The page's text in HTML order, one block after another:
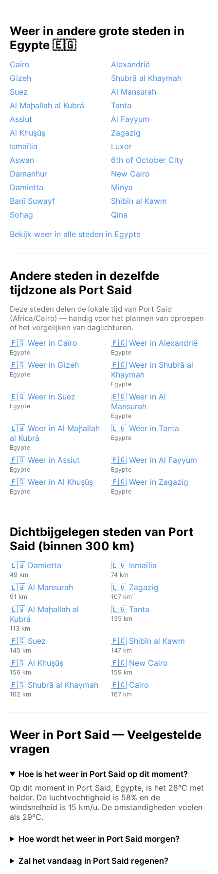
voorjaar (maart tot mei) of het najaar (september tot
de luchtvochtigheid lager. Een opmerkelijk fenomeen
is de khamsin, een hete, droge siroccowind uit de
brengen. Mist langs de kust komt sporadisch voor in
de winter. Orkanen of moessons zijn hier niet aan de
orde. Wie Port Said bezoekt, ervaart een stad waar
woestijn en zee elkaar ontmoeten in een zilt,
dynamisch klimaat.
Weer in andere grote steden in
Egypte 🇪🇬
Caïro
Alexandrië
Gizeh
Shubrā al Khaymah
Suez
Al Mansurah
Al Maḩallah al Kubrá
Tanta
Assiut
Al Fayyum
Al Khuşūş
Zagazig
Ismaïlia
Luxor
Aswan
6th of October City
Damanhur
New Cairo
Damietta
Minya
Banī Suwayf
Shibīn al Kawm
Sohag
Qina
Bekijk weer in alle steden in Egypte
Andere steden in dezelfde
tijdzone als Port Said
Deze steden delen de lokale tijd van Port Said
(Africa/Cairo) — handig voor het plannen van oproepen
of het vergelijken van daglichturen.
🇪🇬 Weer in Caïro
Egypte
🇪🇬 Weer in Alexandrië
Egypte
🇪🇬 Weer in Gizeh
Egypte
🇪🇬 Weer in Shubrā al
Khaymah
Egypte
🇪🇬 Weer in Suez
Egypte
🇪🇬 Weer in Al
Mansurah
Egypte
🇪🇬 Weer in Al Maḩallah
al Kubrá
Egypte
🇪🇬 Weer in Tanta
Egypte
🇪🇬 Weer in Assiut
Egypte
🇪🇬 Weer in Al Fayyum
Egypte
🇪🇬 Weer in Al Khuşūş
Egypte
🇪🇬 Weer in Zagazig
Egypte
Dichtbijgelegen steden van Port
Said (binnen 300 km)
🇪🇬 Damietta
49 km
🇪🇬 Ismaïlia
74 km
🇪🇬 Al Mansurah
91 km
🇪🇬 Zagazig
107 km
🇪🇬 Al Maḩallah al
Kubrá
113 km
🇪🇬 Tanta
135 km
🇪🇬 Suez
145 km
🇪🇬 Shibīn al Kawm
147 km
🇪🇬 Al Khuşūş
156 km
🇪🇬 New Cairo
159 km
🇪🇬 Shubrā al Khaymah
162 km
🇪🇬 Caïro
167 km
Weer in Port Said — Veelgestelde
vragen
Hoe is het weer in Port Said op dit moment?
Op dit moment in Port Said, Egypte, is het 28°C met
helder. De luchtvochtigheid is 58% en de
windsnelheid is 15 km/u. De omstandigheden voelen
als 29°C.
Hoe wordt het weer in Port Said morgen?
Zal het vandaag in Port Said regenen?